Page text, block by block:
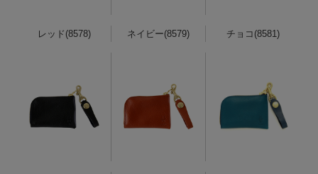
レッド(8578) ネイビー(8579) チョコ(8581)